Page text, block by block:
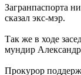
Загранпаспорта
сказал экс-мэр.
Так же в ходе
мундир
Прокурор